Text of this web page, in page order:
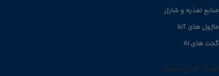
منابع تغذیه و شارژر
ماژول های IoT
گجت های AI
لینک های مفید